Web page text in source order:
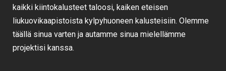
kaikki kiintokalusteet taloosi, kaiken eteisen
liukuovikaapistoista kylpyhuoneen kalusteisiin. Olemme
täällä sinua varten ja autamme sinua mielellämme
projektisi kanssa.